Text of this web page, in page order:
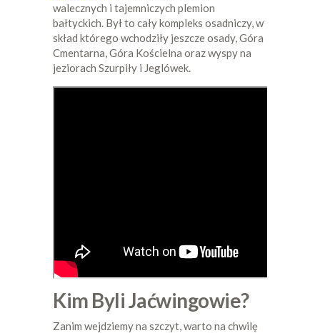
walecznych i tajemniczych plemion
bałtyckich. Był to cały kompleks osadniczy, w
skład którego wchodziły jeszcze osady, Góra
Cmentarna, Góra Kościelna oraz wyspy na
jeziorach Szurpiły i Jeglówek.
Kim Byli Jaćwingowie?
Zanim wejdziemy na szczyt, warto na chwilę